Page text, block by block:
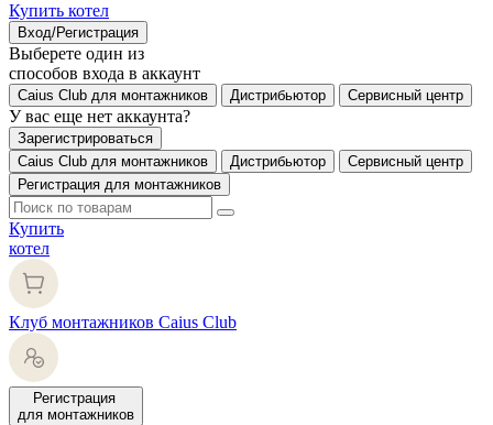
Купить котел
Вход/Регистрация
Выберете один из
способов входа в аккаунт
Caius Club для монтажников Дистрибьютор Сервисный центр
У вас еще нет аккаунта?
Зарегистрироваться
Caius Club для монтажников
Дистрибьютор
Сервисный центр
Регистрация для монтажников
Купить
котел
Клуб монтажников Caius Club
Регистрация
для монтажников